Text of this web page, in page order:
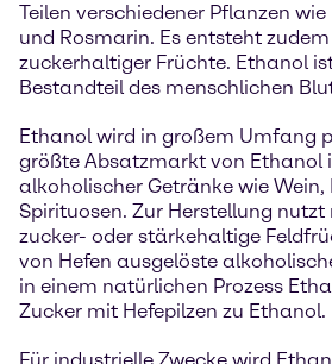
Teilen verschiedener Pflanzen
und Rosmarin. Es entsteht
zuckerhaltiger Früchte. Ethanol
Bestandteil des menschlichen
Ethanol wird in großem Umfang
größte Absatzmarkt von Ethanol
alkoholischer Getränke wie Wein,
Spirituosen. Zur Herstellung
zucker- oder stärkehaltige
von Hefen ausgelöste
in einem natürlichen Prozess
Zucker mit Hefepilzen zu Ethanol.